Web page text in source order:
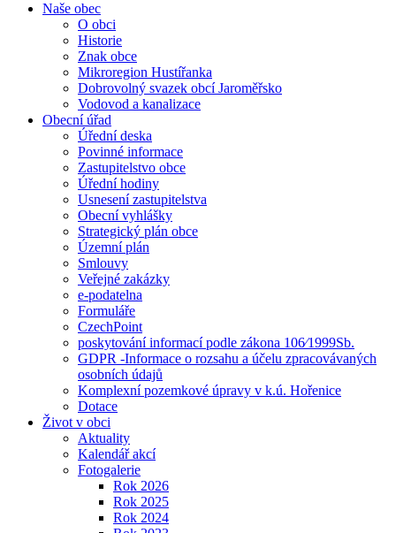
Naše obec
O obci
Historie
Znak obce
Mikroregion Hustířanka
Dobrovolný svazek obcí Jaroměřsko
Vodovod a kanalizace
Obecní úřad
Úřední deska
Povinné informace
Zastupitelstvo obce
Úřední hodiny
Usnesení zastupitelstva
Obecní vyhlášky
Strategický plán obce
Územní plán
Smlouvy
Veřejné zakázky
e-podatelna
Formuláře
CzechPoint
poskytování informací podle zákona 106⁄1999Sb.
GDPR -Informace o rozsahu a účelu zpracovávaných
osobních údajů
Komplexní pozemkové úpravy v k.ú. Hořenice
Dotace
Život v obci
Aktuality
Kalendář akcí
Fotogalerie
Rok 2026
Rok 2025
Rok 2024